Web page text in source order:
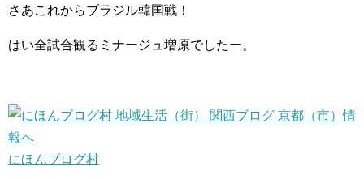
さあこれからブラジル韓国戦！
はい全試合観るミナージュ増原でしたー。
にほんブログ村